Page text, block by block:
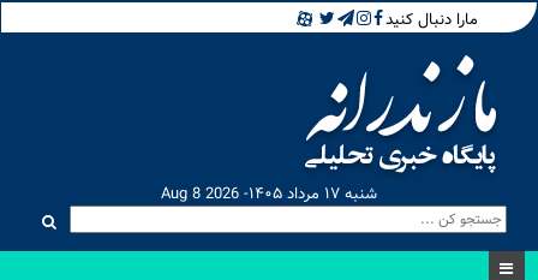
مارا دنبال کنید
شنبه ۱۷ مرداد ۱۴۰۵- Aug 8 2026